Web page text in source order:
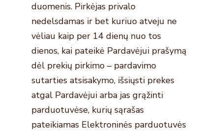
duomenis. Pirkėjas privalo
nedelsdamas ir bet kuriuo atveju ne
vėliau kaip per 14 dienų nuo tos
dienos, kai pateikė Pardavėjui prašymą
dėl prekių pirkimo – pardavimo
sutarties atsisakymo, išsiųsti prekes
atgal Pardavėjui arba jas grąžinti
parduotuvėse, kurių sąrašas
pateikiamas Elektroninės parduotuvės